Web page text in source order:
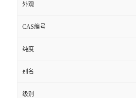
外观
CAS编号
纯度
别名
级别